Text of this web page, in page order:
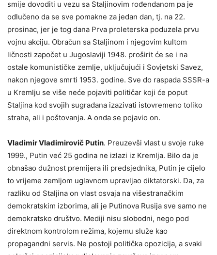
smije dovoditi u vezu sa Staljinovim rođendanom pa je
odlučeno da se sve pomakne za jedan dan, tj. na 22.
prosinac, jer je tog dana Prva proleterska poduzela prvu
vojnu akciju. Obračun sa Staljinom i njegovim kultom
ličnosti započet u Jugoslaviji 1948. proširit će se i na
ostale komunističke zemlje, uključujući i Sovjetski Savez,
nakon njegove smrti 1953. godine. Sve do raspada SSSR-a
u Kremlju se više neće pojaviti političar koji će poput
Staljina kod svojih sugrađana izazivati istovremeno toliko
straha, ali i poštovanja. A onda se pojavio on.
Vladimir Vladimirovič Putin. Preuzevši vlast u svoje ruke
1999., Putin već 25 godina ne izlazi iz Kremlja. Bilo da je
obnašao dužnost premijera ili predsjednika, Putin je cijelo
to vrijeme zemljom uglavnom upravljao diktatorski. Da, za
razliku od Staljina on vlast osvaja na višestranačkim
demokratskim izborima, ali je Putinova Rusija sve samo ne
demokratsko društvo. Mediji nisu slobodni, nego pod
direktnom kontrolom režima, kojemu služe kao
propagandni servis. Ne postoji politička opozicija, a svaki